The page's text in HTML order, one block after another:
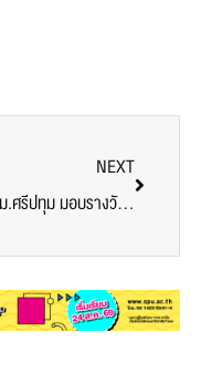
NEXT
SPU : ม.ศรีปทุม มอบรางวัลนศ.เก่ง! “ชนะเลิศ”ประกวดผลงานสหกิจศึกษา SPU ครั้งที่2 ประจำปี การศึกษา 2559